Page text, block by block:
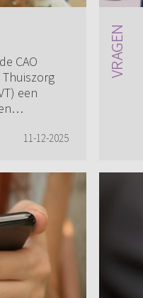
CAO
een
11-12-2025